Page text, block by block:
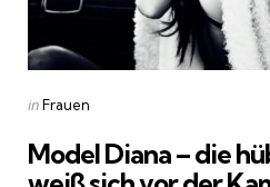
Categories
Posted
inFrauen
Model Diana – die